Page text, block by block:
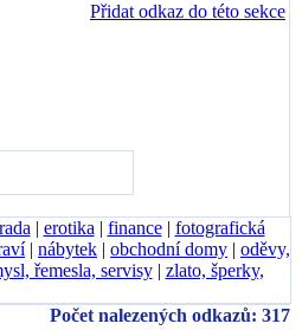
Přidat odkaz do této sekce
| erotika | finance| fotografická
| nábytek | obchodní domy | oděvy,
řemesla, servisy| zlato, šperky,
Počet nalezených odkazů: 317